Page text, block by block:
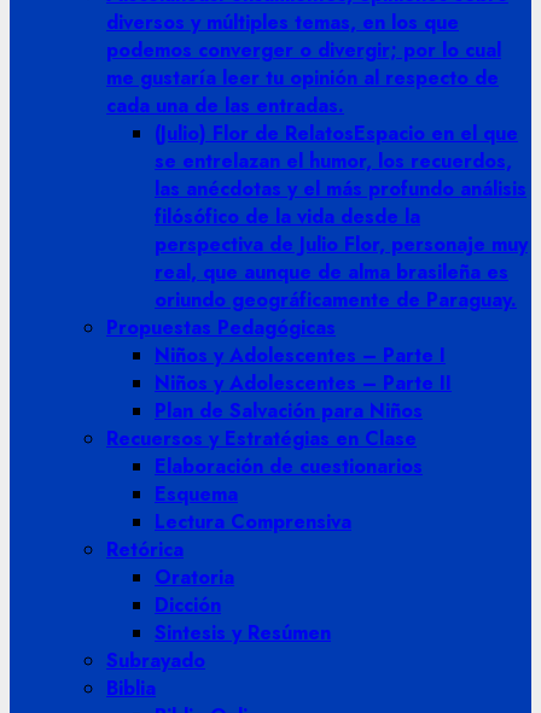
diversos y múltiples temas, en los que
podemos converger o divergir; por lo cual
me gustaría leer tu opinión al respecto de
cada una de las entradas.
(Julio) Flor de RelatosEspacio en el que
se entrelazan el humor, los recuerdos,
las anécdotas y el más profundo análisis
filósófico de la vida desde la
perspectiva de Julio Flor, personaje muy
real, que aunque de alma brasileña es
oriundo geográficamente de Paraguay.
Propuestas Pedagógicas
Niños y Adolescentes – Parte I
Niños y Adolescentes – Parte II
Plan de Salvación para Niños
Recuersos y Estratégias en Clase
Elaboración de cuestionarios
Esquema
Lectura Comprensiva
Retórica
Oratoria
Dicción
Sintesis y Resúmen
Subrayado
Biblia